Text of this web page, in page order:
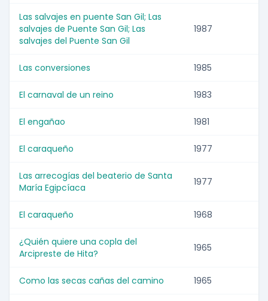
Las salvajes en puente San Gil; Las
salvajes de Puente San Gil; Las
salvajes del Puente San Gil
1987
Las conversiones 1985
El carnaval de un reino 1983
El engañao 1981
El caraqueño 1977
Las arrecogías del beaterio de Santa
María Egipcíaca
1977
El caraqueño 1968
¿Quién quiere una copla del
Arcipreste de Hita?
1965
Como las secas cañas del camino 1965